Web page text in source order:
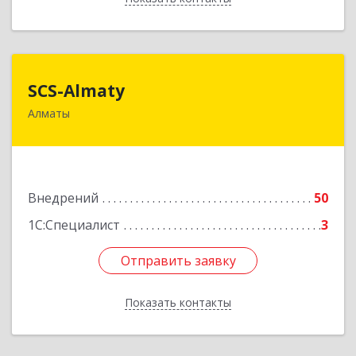
SCS-Almaty
Алматы
Внедрений
50
1С:Специалист
3
Отправить заявку
Показать контакты
Республика Казахстан,050009, г. Алматы, ул.
Отправить заявку
Назад